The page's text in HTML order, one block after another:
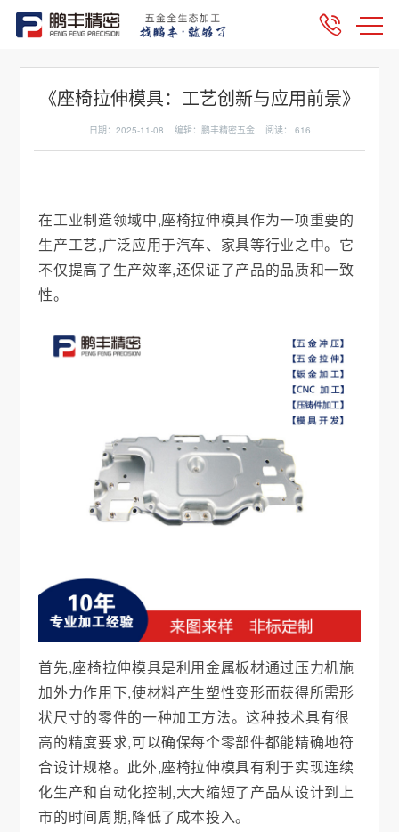
《座椅拉伸模具：工艺创新与应用前景》
日期：2025-11-08 编辑：鹏丰精密五金 阅读： 616
在工业制造领域中,座椅拉伸模具作为一项重要的
生产工艺,广泛应用于汽车、家具等行业之中。它
不仅提高了生产效率,还保证了产品的品质和一致
性。
首先,座椅拉伸模具是利用金属板材通过压力机施
加外力作用下,使材料产生塑性变形而获得所需形
状尺寸的零件的一种加工方法。这种技术具有很
高的精度要求,可以确保每个零部件都能精确地符
合设计规格。此外,座椅拉伸模具有利于实现连续
化生产和自动化控制,大大缩短了产品从设计到上
市的时间周期,降低了成本投入。